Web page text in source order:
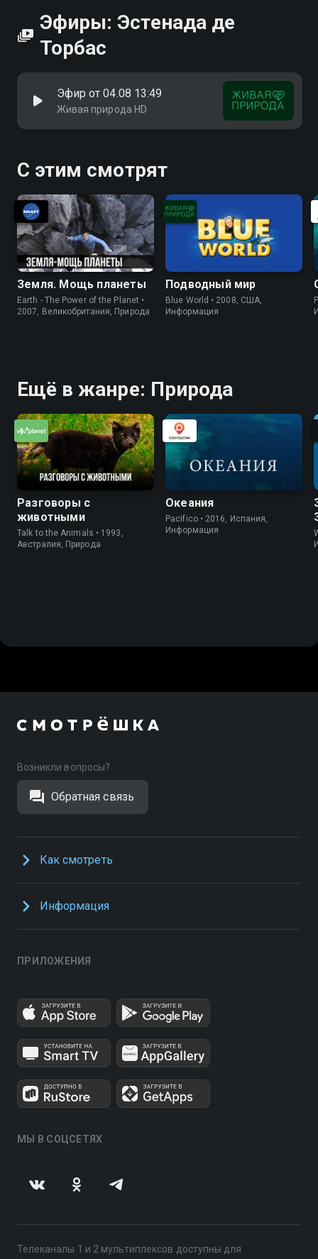
хорошем HD качестве на Смотрёшке
Эфиры: Эстенада де
Торбас
Эфир от 04.08 13:49
Живая природа HD
С этим смотрят
Земля. Мощь планеты
Earth - The Power of the Planet •
2007, Великобритания, Природа
Подводный мир
Blue World • 2008, США,
Информация
Ещё в жанре: Природа
Разговоры с
животными
Talk to the Animals • 1993,
Австралия, Природа
Океания
Pacifico • 2016, Испания,
Информация
Возникли вопросы?
Обратная связь
Как смотреть
Информация
ПРИЛОЖЕНИЯ
МЫ В СОЦСЕТЯХ
Телеканалы 1 и 2 мультиплексов доступны для